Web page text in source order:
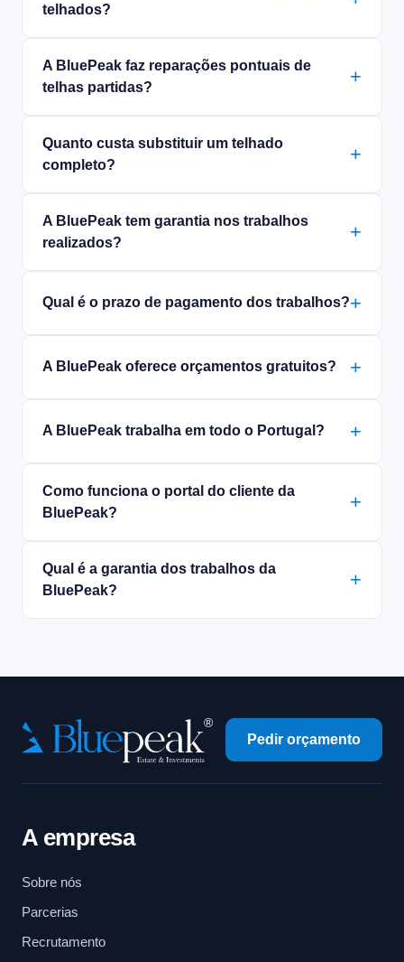
telhados?
A BluePeak faz reparações pontuais de
telhas partidas?
Quanto custa substituir um telhado
completo?
A BluePeak tem garantia nos trabalhos
realizados?
Qual é o prazo de pagamento dos trabalhos?
A BluePeak oferece orçamentos gratuitos?
A BluePeak trabalha em todo o Portugal?
Como funciona o portal do cliente da
BluePeak?
Qual é a garantia dos trabalhos da
BluePeak?
Pedir orçamento
A empresa
Sobre nós
Parcerias
Recrutamento